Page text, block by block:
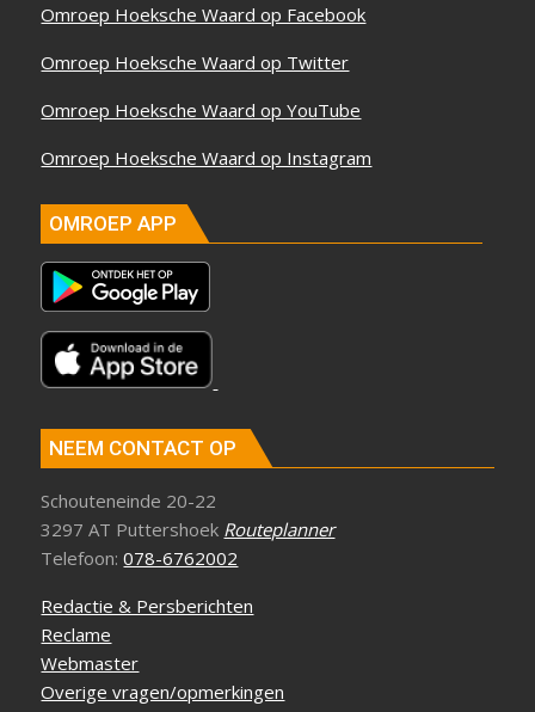
Omroep Hoeksche Waard op Facebook
Omroep Hoeksche Waard op Twitter
Omroep Hoeksche Waard op YouTube
Omroep Hoeksche Waard op Instagram
OMROEP APP
NEEM CONTACT OP
Schouteneinde 20-22
3297 AT Puttershoek Routeplanner
Telefoon:078-6762002
Redactie & Persberichten
Reclame
Webmaster
Overige vragen/opmerkingen